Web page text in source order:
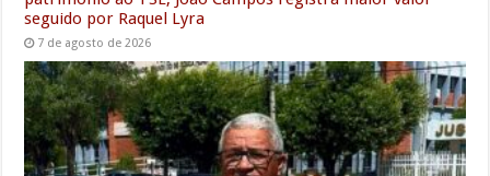
seguido por Raquel Lyra
7 de agosto de 2026